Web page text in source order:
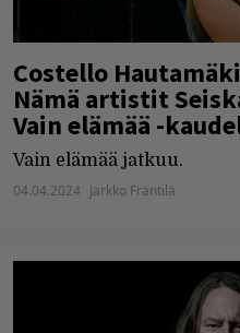
Costello
Nämä artistit
Vain elämää -
Vain elämää jatkuu.
04.04.2024 Jarkko Fräntilä